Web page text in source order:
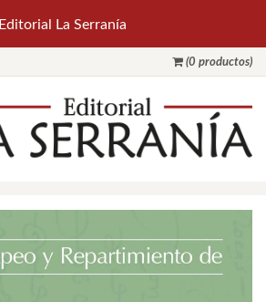
(0 productos)
Editorial La Serranía